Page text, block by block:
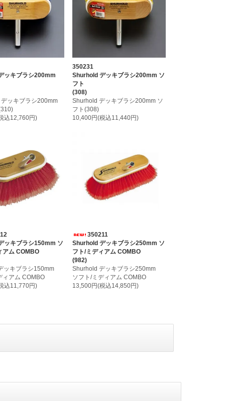
ッキブラシ200mm
ッキブラシ200mm
込12,760円)
350231
Shurhold デッキブラシ200mm ソ
フト
(308)
Shurhold デッキブラシ200mm ソ
フト(308)
10,400円(税込11,440円)
ッキブラシ150mm ソ
アム COMBO
ッキブラシ150mm
ィアム COMBO
込11,770円)
350211
Shurhold デッキブラシ250mm ソ
フト/ミディアム COMBO
(982)
Shurhold デッキブラシ250mm
ソフト/ミディアム COMBO
13,500円(税込14,850円)